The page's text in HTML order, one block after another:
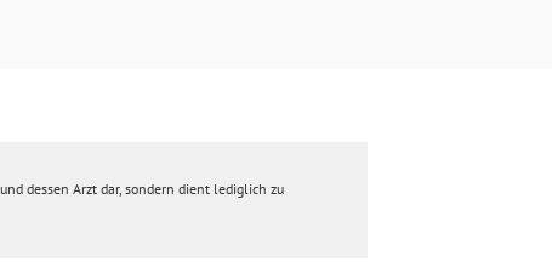
dessen Arzt dar, sondern dient lediglich zu